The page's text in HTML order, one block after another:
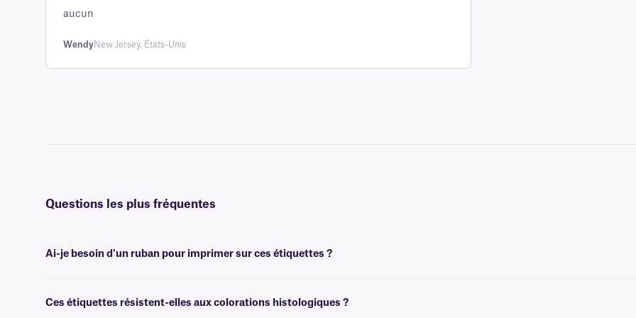
évaluation
aucun
WendyNew Jersey, États-Unis
Questions les plus fréquentes
Ai-je besoin d'un ruban pour imprimer sur ces étiquettes ?
Ces étiquettes résistent-elles aux colorations histologiques ?